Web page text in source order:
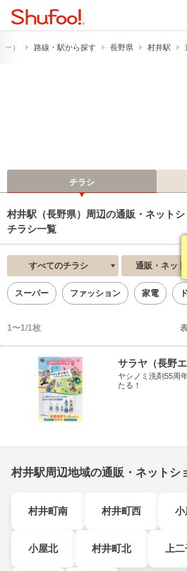
） 路線・駅から探す 長野県 村井駅
チラシ
村井駅（長野県）周辺の通販・ネット
チラシ一覧
すべてのチラシ 通販・ネッ
スーパー ファッション 家電
1〜1/1枚
サラヤ（長野エ
ヤシノミ洗剤55周
たる！
村井駅周辺地域の通販・ネットシ
村井町南 村井町西 小
小屋北 村井町北 上二